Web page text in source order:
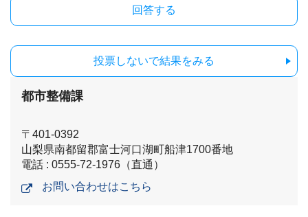
投票しないで結果をみる
都市整備課
〒401-0392
山梨県南都留郡富士河口湖町船津1700番地
電話 : 0555-72-1976（直通）
お問い合わせはこちら